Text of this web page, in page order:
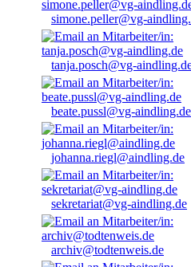
simone.peller@vg-
tanja.posch@vg-
beate.pussl@vg-aindling.de
johanna.riegl@aindling.de
sekretariat@vg-aindling.de
archiv@todtenweis.de